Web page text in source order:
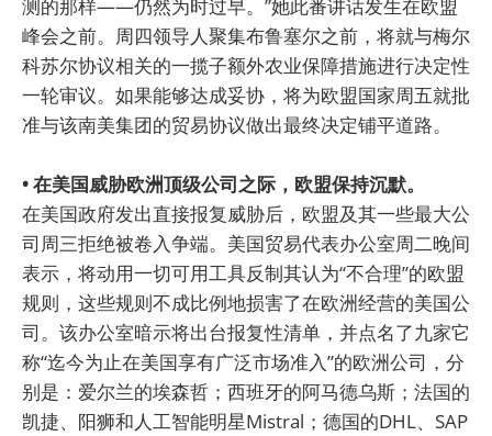
测的那样——仍然为时过早。”她此番讲话发生在欧盟
峰会之前。周四领导人聚集布鲁塞尔之前，将就与梅尔
科苏尔协议相关的一揽子额外农业保障措施进行决定性
一轮审议。如果能够达成妥协，将为欧盟国家周五就批
准与该南美集团的贸易协议做出最终决定铺平道路。
• 在美国威胁欧洲顶级公司之际，欧盟保持沉默。
在美国政府发出直接报复威胁后，欧盟及其一些最大公
司周三拒绝被卷入争端。美国贸易代表办公室周二晚间
表示，将动用一切可用工具反制其认为“不合理”的欧盟
规则，这些规则不成比例地损害了在欧洲经营的美国公
司。该办公室暗示将出台报复性清单，并点名了九家它
称“迄今为止在美国享有广泛市场准入”的欧洲公司，分
别是：爱尔兰的埃森哲；西班牙的阿马德乌斯；法国的
凯捷、阳狮和人工智能明星Mistral；德国的DHL、SAP